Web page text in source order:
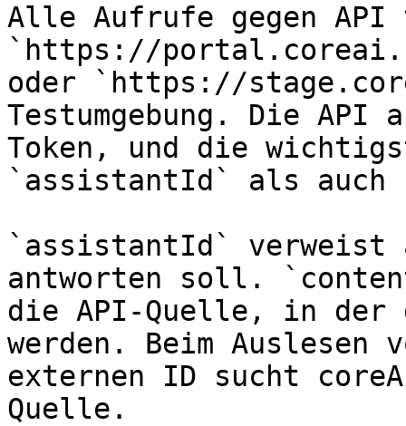
Alle Aufrufe gegen API
`https://
oder `https://
Testumgebung. Die
Token, und die
`assistantId` als auch
`assistantId` verweist
antworten soll.
die API-Quelle, in der
werden. Beim Auslesen
externen ID sucht
Quelle.